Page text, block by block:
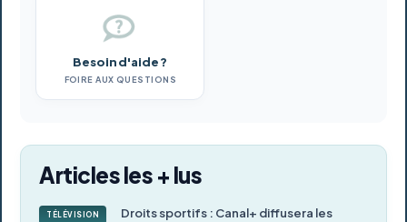
Besoin d'aide ?
FOIRE AUX QUESTIONS
Articles les + lus
TÉLÉVISION
Droits sportifs : Canal+ diffusera les